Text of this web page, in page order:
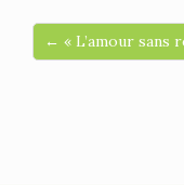
← « L’amour sans